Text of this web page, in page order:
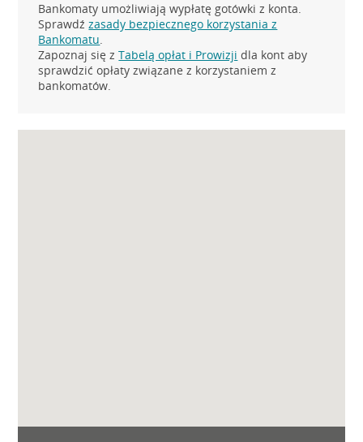
Bankomaty umożliwiają wypłatę gotówki z konta.
Sprawdźzasady bezpiecznego korzystania z
Bankomatu.
Zapoznaj się zTabelą opłat i Prowizji dla kont aby
sprawdzić opłaty związane z korzystaniem z
bankomatów.